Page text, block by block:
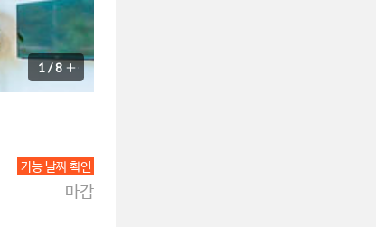
1/8
가능 날짜 확인
마감